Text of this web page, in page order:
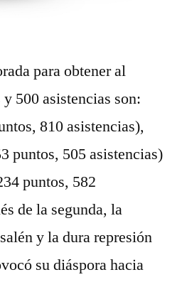
para obtener al
500 asistencias son:
810 asistencias),
puntos, 505 asistencias)
puntos, 582
de la segunda, la
y la dura represión
su diáspora hacia